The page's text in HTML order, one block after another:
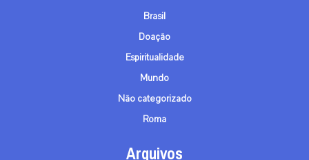
Brasil
Doação
Espiritualidade
Mundo
Não categorizado
Roma
Arquivos